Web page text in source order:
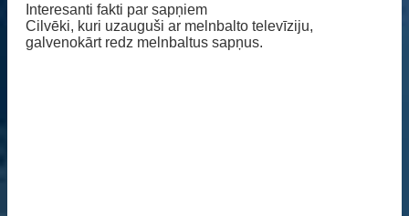
Interesanti fakti par sapņiem
Cilvēki, kuri uzauguši ar melnbalto televīziju,
galvenokārt redz melnbaltus sapņus.